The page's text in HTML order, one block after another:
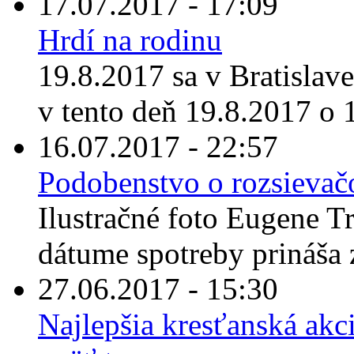
Hrdí na rodinu
19.8.2017 sa v
v tento deň 19.8.2017 o
16.07.2017 - 22:57
Podobenstvo o
Ilustračné foto Eugene
dátume spotreby prináša
27.06.2017 - 15:30
Najlepšia kresťanská